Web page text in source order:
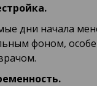
дни начала
фоном,